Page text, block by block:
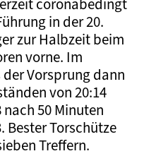
coronabedingt
in der 20.
zur Halbzeit beim
vorne. Im
Vorsprung dann
von 20:14
50 Minuten
Bester Torschütze
Treffern.